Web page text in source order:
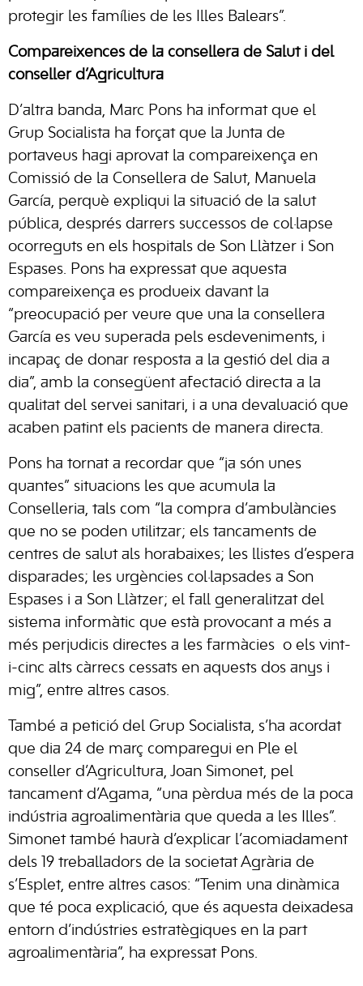
protegir les famílies de les Illes Balears”.
Compareixences de la consellera de Salut i del
conseller d’Agricultura
D’altra banda, Marc Pons ha informat que el
Grup Socialista ha forçat que la Junta de
portaveus hagi aprovat la compareixença en
Comissió de la Consellera de Salut, Manuela
García, perquè expliqui la situació de la salut
pública, després darrers successos de col·lapse
ocorreguts en els hospitals de Son Llàtzer i Son
Espases. Pons ha expressat que aquesta
compareixença es produeix davant la
“preocupació per veure que una la consellera
García es veu superada pels esdeveniments, i
incapaç de donar resposta a la gestió del dia a
dia”, amb la consegüent afectació directa a la
qualitat del servei sanitari, i a una devaluació que
acaben patint els pacients de manera directa.
Pons ha tornat a recordar que “ja són unes
quantes” situacions les que acumula la
Conselleria, tals com “la compra d’ambulàncies
que no se poden utilitzar; els tancaments de
centres de salut als horabaixes; les llistes d’espera
disparades; les urgències col·lapsades a Son
Espases i a Son Llàtzer; el fall generalitzat del
sistema informàtic que està provocant a més a
més perjudicis directes a les farmàcies o els vint-
i-cinc alts càrrecs cessats en aquests dos anys i
mig”, entre altres casos.
També a petició del Grup Socialista, s’ha acordat
que dia 24 de març comparegui en Ple el
conseller d’Agricultura, Joan Simonet, pel
tancament d’Agama, “una pèrdua més de la poca
indústria agroalimentària que queda a les Illes”.
Simonet també haurà d’explicar l’acomiadament
dels 19 treballadors de la societat Agrària de
s’Esplet, entre altres casos: “Tenim una dinàmica
que té poca explicació, que és aquesta deixadesa
entorn d’indústries estratègiques en la part
agroalimentària”, ha expressat Pons.